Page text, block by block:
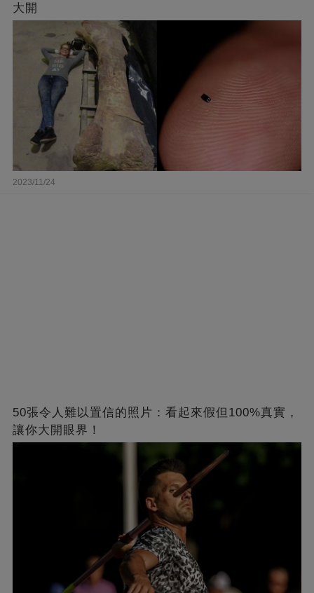
大開
2023/11/24
50張令人難以置信的照片：看起來假但100%真實，
讓你大開眼界！